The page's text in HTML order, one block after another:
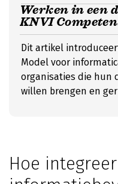
Werken in een
KNVI
Dit artikel
Model voor
organisaties die hun
willen brengen en
Hoe